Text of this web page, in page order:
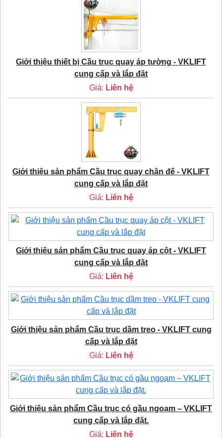
Giới thiệu thiết bị Cầu trục quay áp tường - VKLIFT
cung cấp và lắp đặt
Giá: Liên hệ
Giới thiệu sản phẩm Cầu trục quay chân đế - VKLIFT
cung cấp và lắp đặt
Giá: Liên hệ
Giới thiệu sản phẩm Cầu trục quay áp cột - VKLIFT
cung cấp và lắp đặt
Giá: Liên hệ
Giới thiệu sản phẩm Cầu trục dầm treo - VKLIFT cung
cấp và lắp đặt
Giá: Liên hệ
Giới thiệu sản phẩm Cầu trục có gầu ngoạm – VKLIFT
cung cấp và lắp đặt.
Giá: Liên hệ